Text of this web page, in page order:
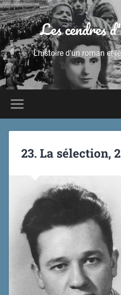
Les cendres
L'histoire d'un roman et
23. La sélection, 2